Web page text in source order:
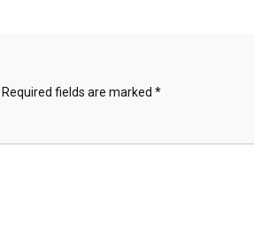
Required fields are marked *